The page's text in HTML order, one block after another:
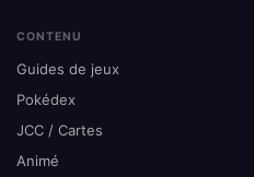
CONTENU
Guides de jeux
Pokédex
JCC / Cartes
Animé